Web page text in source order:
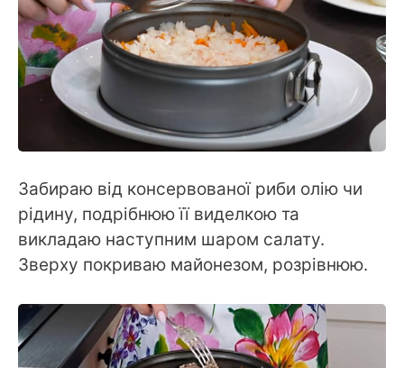
Забираю від консервованої риби олію чи
рідину, подрібнюю її виделкою та
викладаю наступним шаром салату.
Зверху покриваю майонезом, розрівнюю.